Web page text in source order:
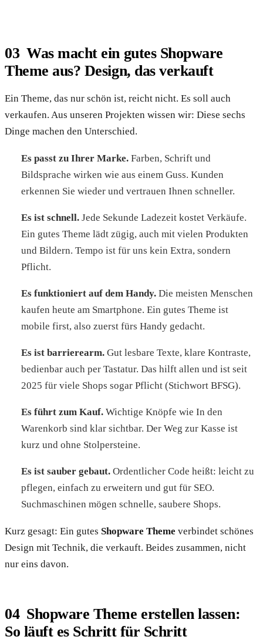
Was macht ein gutes Shopware
Theme aus? Design, das verkauft
Ein Theme, das nur schön ist, reicht nicht. Es soll auch
verkaufen. Aus unseren Projekten wissen wir: Diese sechs
Dinge machen den Unterschied.
Es passt zu Ihrer Marke. Farben, Schrift und
Bildsprache wirken wie aus einem Guss. Kunden
erkennen Sie wieder und vertrauen Ihnen schneller.
Es ist schnell. Jede Sekunde Ladezeit kostet Verkäufe.
Ein gutes Theme lädt zügig, auch mit vielen Produkten
und Bildern. Tempo ist für uns kein Extra, sondern
Pflicht.
Es funktioniert auf dem Handy. Die meisten Menschen
kaufen heute am Smartphone. Ein gutes Theme ist
mobile first, also zuerst fürs Handy gedacht.
Es ist barrierearm. Gut lesbare Texte, klare Kontraste,
bedienbar auch per Tastatur. Das hilft allen und ist seit
2025 für viele Shops sogar Pflicht (Stichwort BFSG).
Es führt zum Kauf. Wichtige Knöpfe wie In den
Warenkorb sind klar sichtbar. Der Weg zur Kasse ist
kurz und ohne Stolpersteine.
Es ist sauber gebaut. Ordentlicher Code heißt: leicht zu
pflegen, einfach zu erweitern und gut für SEO.
Suchmaschinen mögen schnelle, saubere Shops.
Kurz gesagt: Ein gutes Shopware Theme verbindet schönes
Design mit Technik, die verkauft. Beides zusammen, nicht
nur eins davon.
Shopware Theme erstellen lassen:
So läuft es Schritt für Schritt